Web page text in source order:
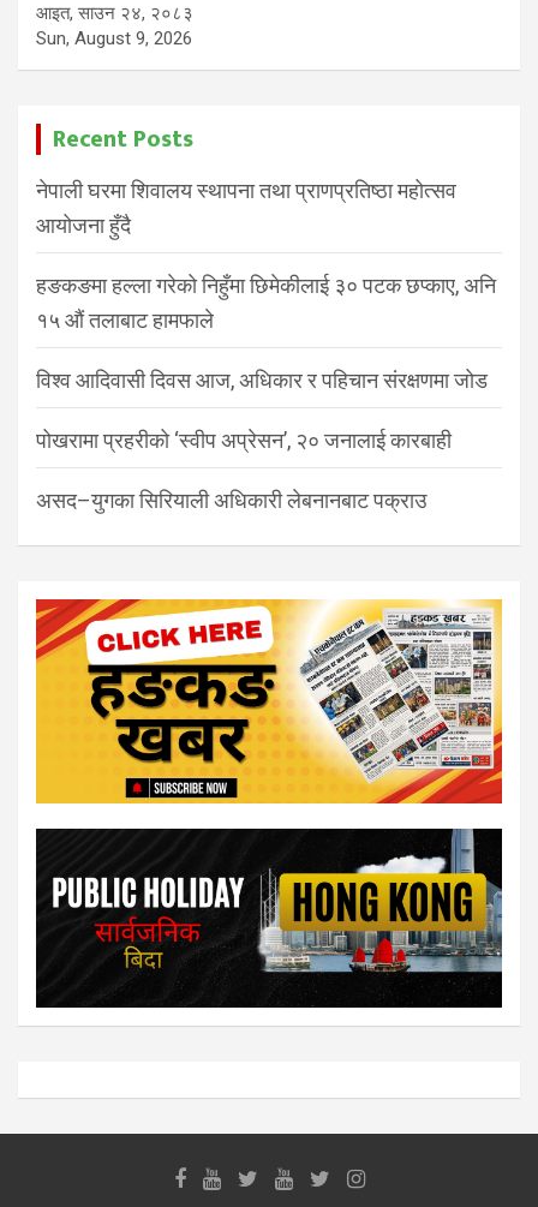
आइत, साउन २४, २०८३
Sun, August 9, 2026
Recent Posts
नेपाली घरमा शिवालय स्थापना तथा प्राणप्रतिष्ठा महोत्सव
आयोजना हुँदै
हङकङमा हल्ला गरेको निहुँमा छिमेकीलाई ३० पटक छप्काए, अनि
१५ औं तलाबाट हामफाले
विश्व आदिवासी दिवस आज, अधिकार र पहिचान संरक्षणमा जोड
पोखरामा प्रहरीको ‘स्वीप अप्रेसन’, २० जनालाई कारबाही
असद–युगका सिरियाली अधिकारी लेबनानबाट पक्राउ